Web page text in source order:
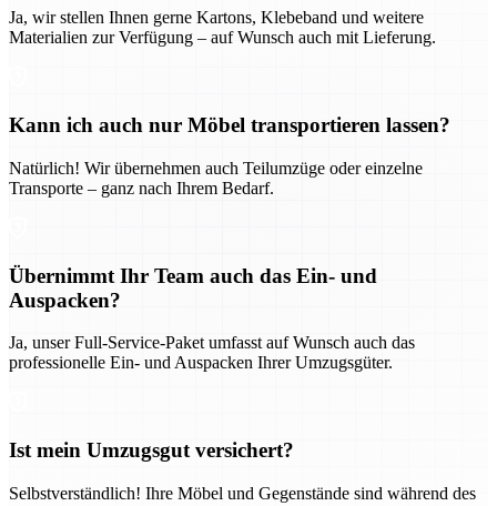
Ja, wir stellen Ihnen gerne Kartons, Klebeband und weitere
Materialien zur Verfügung – auf Wunsch auch mit Lieferung.
Kann ich auch nur Möbel transportieren lassen?
Natürlich! Wir übernehmen auch Teilumzüge oder einzelne
Transporte – ganz nach Ihrem Bedarf.
Übernimmt Ihr Team auch das Ein- und
Auspacken?
Ja, unser Full-Service-Paket umfasst auf Wunsch auch das
professionelle Ein- und Auspacken Ihrer Umzugsgüter.
Ist mein Umzugsgut versichert?
Selbstverständlich! Ihre Möbel und Gegenstände sind während des